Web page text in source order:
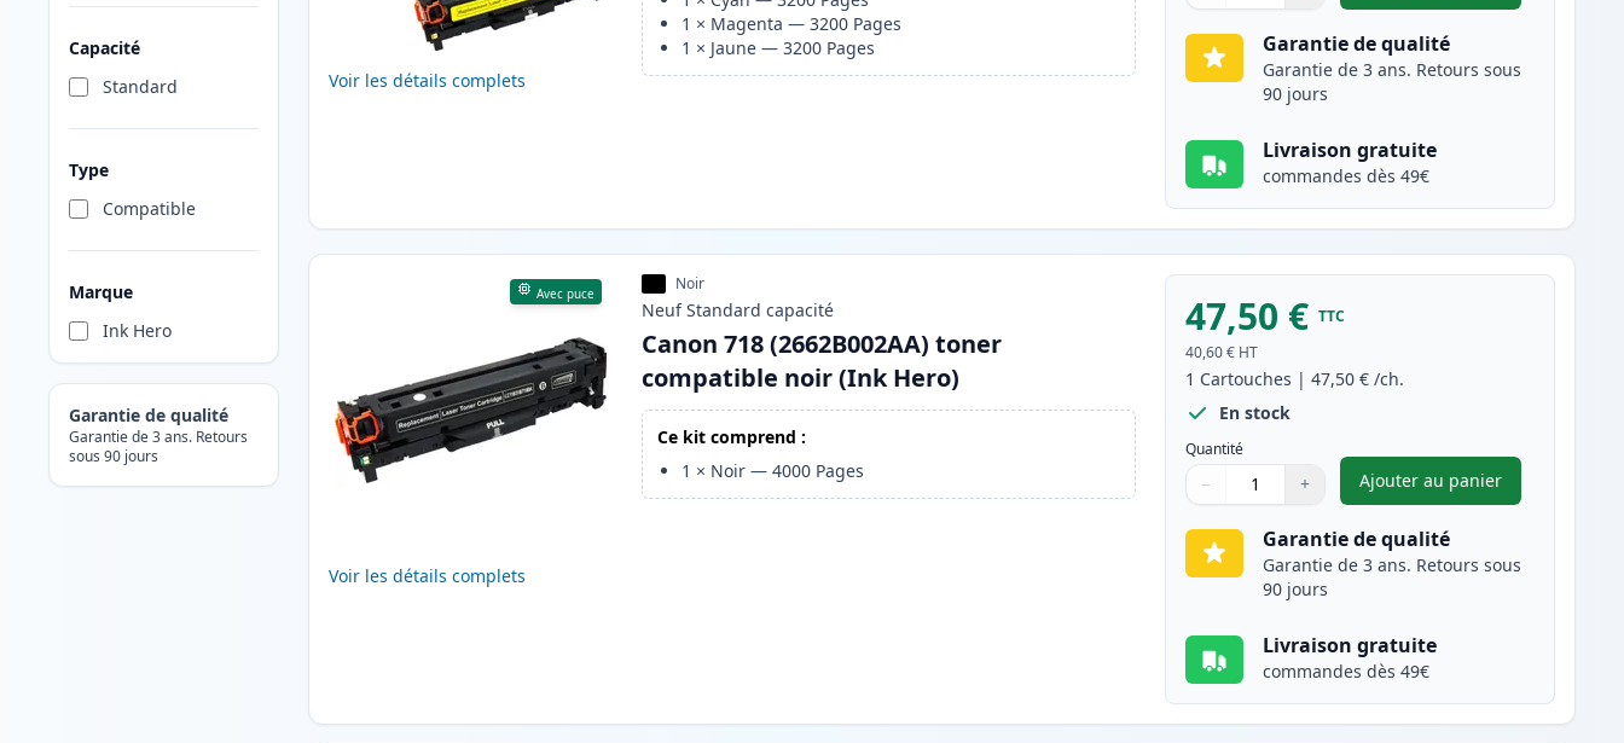
Capacité
Standard
Type
Compatible
Marque
Ink Hero
Garantie de qualité
Garantie de 3 ans. Retours
sous 90 jours
Voir les détails complets
1 × Magenta —3200 Pages
1 × Jaune —3200 Pages Garantie de qualité
Garantie de 3 ans. Retours sous
90 jours
Livraison gratuite
commandes dès 49€
Avec puce
Voir les détails complets
Noir
Neuf Standard capacité
Canon 718 (2662B002AA) toner
compatible noir (Ink Hero)
Ce kit comprend :
1 × Noir —4000 Pages
47,50 € TTC
40,60 € HT
1 Cartouches |47,50 € /ch.
En stock
Quantité
Quantité
Utilisez les boutons pour ajuster
− +
Quantité
Ajouter au panier
,Canon 718
Garantie de qualité
Garantie de 3 ans. Retours sous
90 jours
Livraison gratuite
commandes dès 49€